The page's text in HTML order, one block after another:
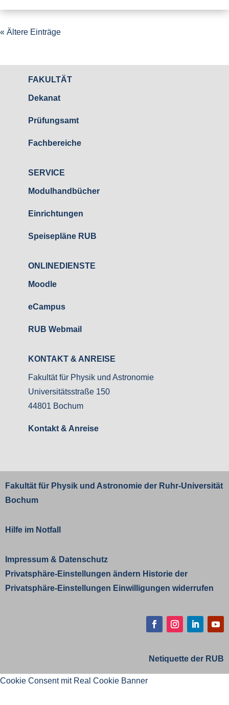
« Ältere Einträge
FAKULTÄT
Dekanat
Prüfungsamt
Fachbereiche
SERVICE
Modulhandbücher
Einrichtungen
Speisepläne RUB
ONLINEDIENSTE
Moodle
eCampus
RUB Webmail
KONTAKT & ANREISE
Fakultät für Physik und Astronomie
Universitätsstraße 150
44801 Bochum
Kontakt & Anreise
Fakultät für Physik und Astronomie der Ruhr-Universität
Bochum
Hilfe im Notfall
Impressum & Datenschutz
Privatsphäre-Einstellungen ändern Historie der
Privatsphäre-Einstellungen Einwilligungen widerrufen
Netiquette der RUB
Cookie Consent mit Real Cookie Banner